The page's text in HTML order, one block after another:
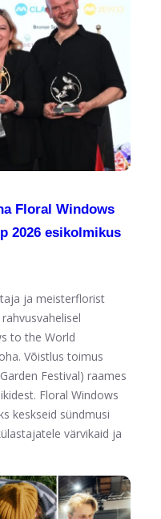
Floral Windows
2026 esikolmikus
ja meisterflorist
to the World
Võistlus toimus
Festival) raames
Floral Windows
keskseid sündmusi
värvikaid ja